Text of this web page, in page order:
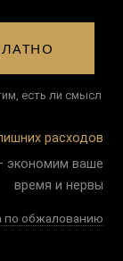
есть ли смысл
расходов
экономим ваше
время и нервы
по обжалованию